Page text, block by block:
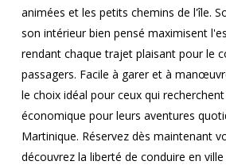
animées et les petits chemins de l'île.
son intérieur bien pensé maximisent
rendant chaque trajet plaisant pour le
passagers. Facile à garer et à
le choix idéal pour ceux qui
économique pour leurs aventures
Martinique. Réservez dès maintenant
découvrez la liberté de conduire en